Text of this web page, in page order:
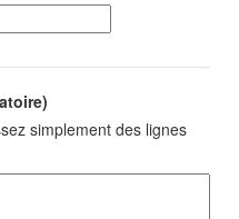
simplement des lignes